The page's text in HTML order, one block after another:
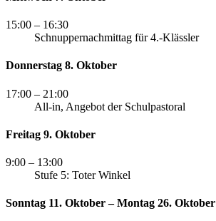
15:00 – 16:30
Schnuppernachmittag für 4.-Klässler
Donnerstag 8. Oktober
17:00 – 21:00
All-in, Angebot der Schulpastoral
Freitag 9. Oktober
9:00 – 13:00
Stufe 5: Toter Winkel
Sonntag 11. Oktober – Montag 26. Oktober